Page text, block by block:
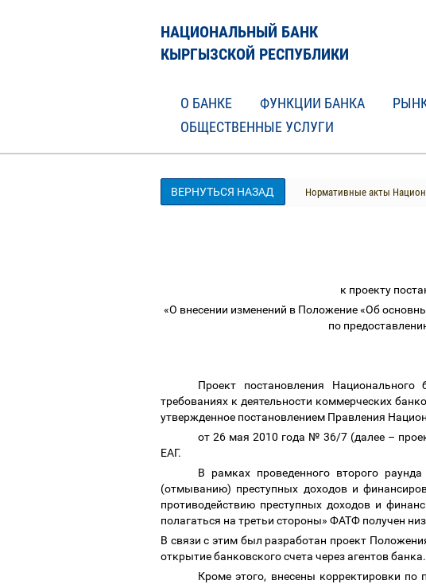
НАЦИОНАЛЬНЫЙ БАНК
КЫРГЫЗСКОЙ РЕСПУБЛИКИ
О БАНКЕ ФУНКЦИИ БАНКА
ОБЩЕСТВЕННЫЕ УСЛУГИ
ВЕРНУТЬСЯ НАЗАД Нормативные акты
к проекту
«О внесении изменений в Положение «Об
по
Проект постановления
требованиях к деятельности коммерческих
утвержденное постановлением Правления
от 26 мая 2010 года № 36/7 (далее –
ЕАГ.
В рамках проведенного второго
(отмыванию) преступных доходов и
противодействию преступных доходов и
полагаться на третьи стороны» ФАТФ получен
В связи с этим был разработан проект
открытие банковского счета через агентов банка.
Кроме этого, внесены корректировки по